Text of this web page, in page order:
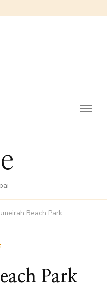
Beach Park
Park